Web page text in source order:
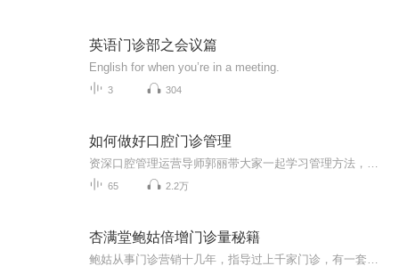
英语门诊部之会议篇
English for when you’re in a meeting.
3 304
如何做好口腔门诊管理
65 2.2万
杏满堂鲍姑倍增门诊量秘籍